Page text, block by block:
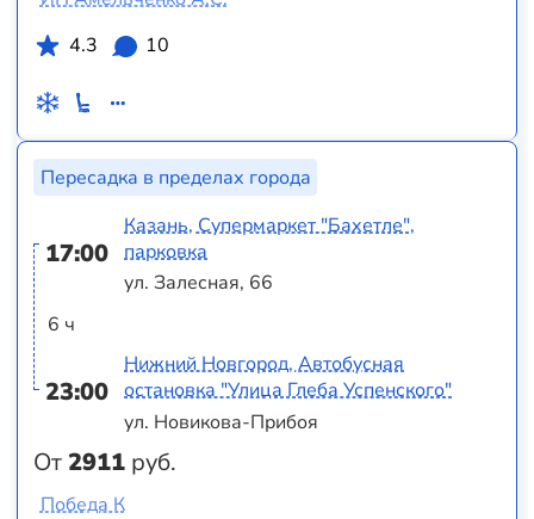
4.3
10
Пересадка в пределах города
17:00
6 ч
23:00
От2911 руб.
Казань, Супермаркет "Бахетле",
парковка
ул. Залесная, 66
Нижний Новгород, Автобусная
остановка "Улица Глеба Успенского"
ул. Новикова-Прибоя
Победа К